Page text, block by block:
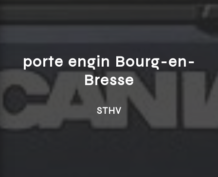
porte engin Bourg-en-
Bresse
STHV